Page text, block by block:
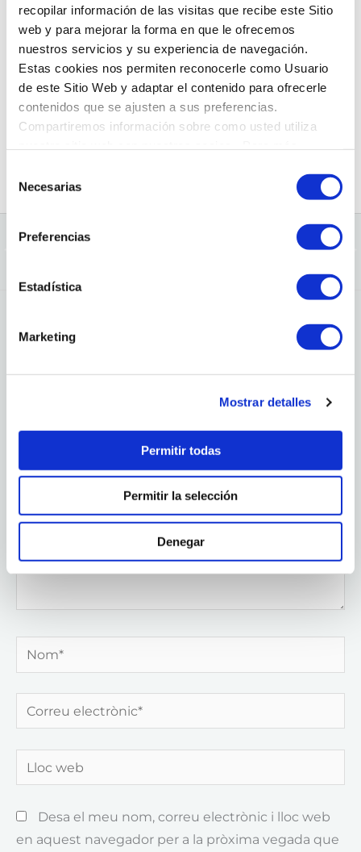
recopilar información de las visitas que recibe este Sitio
web y para mejorar la forma en que le ofrecemos
nuestros servicios y su experiencia de navegación.
Estas cookies nos permiten reconocerle como Usuario
de este Sitio Web y adaptar el contenido para ofrecerle
contenidos que se ajusten a sus preferencias.
Compartiremos información sobre como usted utiliza
Necesarias
Preferencias
Estadística
Marketing
Mostrar detalles
Permitir todas
Permitir la selección
Denegar
DEMANA HORA DE VISITA
Pots demanar hora de visita emplenant un formulari.
Aviat rebràs un correu electrònic amb la confirmació del
Següent Entrada
Deixeu un comentari
necessaris estan marcats amb*
Nom*
Correu
electrònic*
Lloc
web
Desa el meu nom, correu electrònic i lloc web
en aquest navegador per a la pròxima vegada que